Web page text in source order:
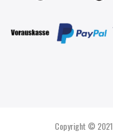
Copyright © 2021